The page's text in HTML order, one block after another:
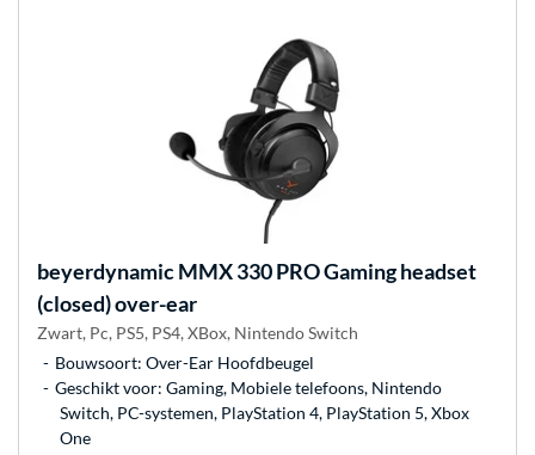
beyerdynamicMMX 330 PRO Gaming headset
(closed) over-ear
Zwart, Pc, PS5, PS4, XBox, Nintendo Switch
Bouwsoort: Over-Ear Hoofdbeugel
Geschikt voor: Gaming, Mobiele telefoons, Nintendo
Switch, PC-systemen, PlayStation 4, PlayStation 5, Xbox
One